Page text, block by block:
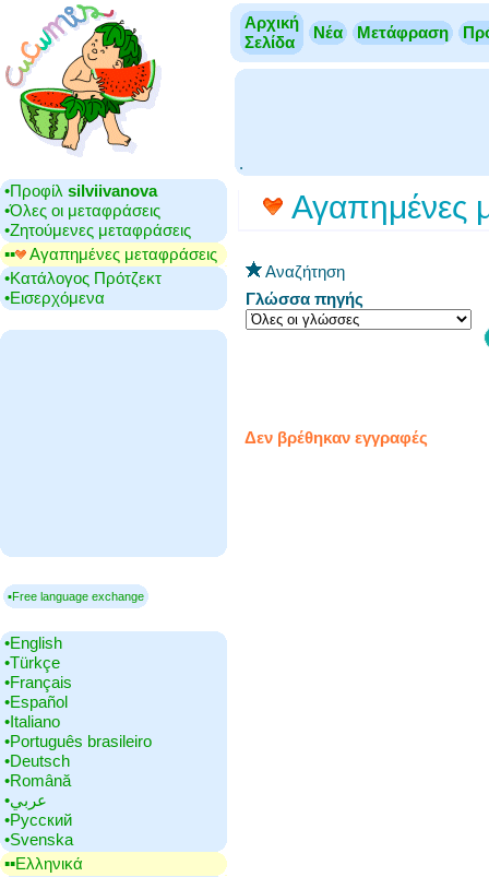
Αρχική
Σελίδα
Νέα Μετάφραση
.
•‎Προφίλ silviivanova
•‎Όλες οι μεταφράσεις
•‎Ζητούμενες μεταφράσεις
▪▪‎
Αγαπημένες μεταφράσεις
•‎Κατάλογος Πρότζεκτ
•‎Εισερχόμενα
▪Free language exchange
•‎English
•‎Türkçe
•‎Français
•‎Español
•‎Italiano
•‎Português brasileiro
•‎Deutsch
•‎Română
•‎عربي
•‎Русский
•‎Svenska
▪▪‎Ελληνικά
Αγαπημένες
Αναζήτηση
Γλώσσα πηγής
Δεν βρέθηκαν εγγραφές